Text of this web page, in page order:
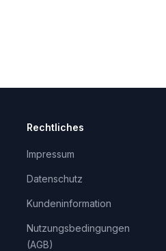
Rechtliches
Impressum
Datenschutz
Kundeninformation
Nutzungsbedingungen
(AGB)